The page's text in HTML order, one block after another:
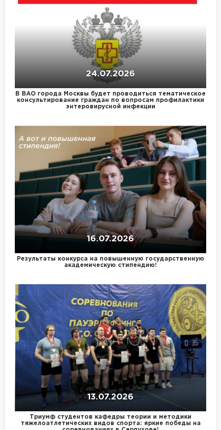
24.07.2026
В ВАО города Москвы будет проводиться тематическое
консультирование граждан по вопросам профилактики
энтеровирусной инфекции
16.07.2026
Результаты конкурса на повышенную государственную
академическую стипендию!
13.07.2026
Триумф студентов кафедры теории и методики
тяжелоатлетических видов спорта: яркие победы на